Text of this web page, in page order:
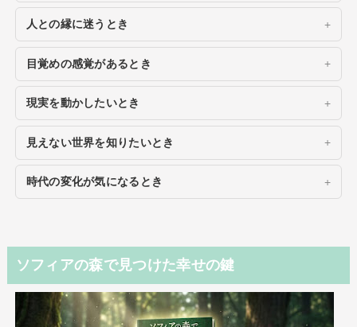
人との縁に迷うとき
目覚めの感覚があるとき
現実を動かしたいとき
見えない世界を知りたいとき
時代の変化が気になるとき
ソフィアの森で見つけた幸せの鍵